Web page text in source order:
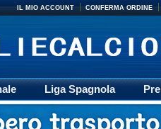
IL MIO ACCOUNT CONFERMA ORDINE
Liga Spagnola
Retro